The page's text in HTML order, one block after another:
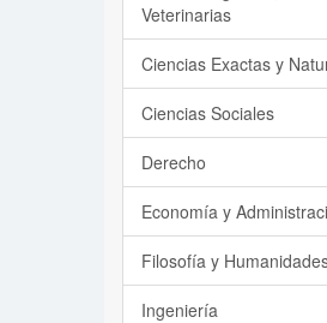
Veterinarias
Ciencias Exactas y
Ciencias Sociales
Derecho
Economía y
Filosofía y
Ingeniería